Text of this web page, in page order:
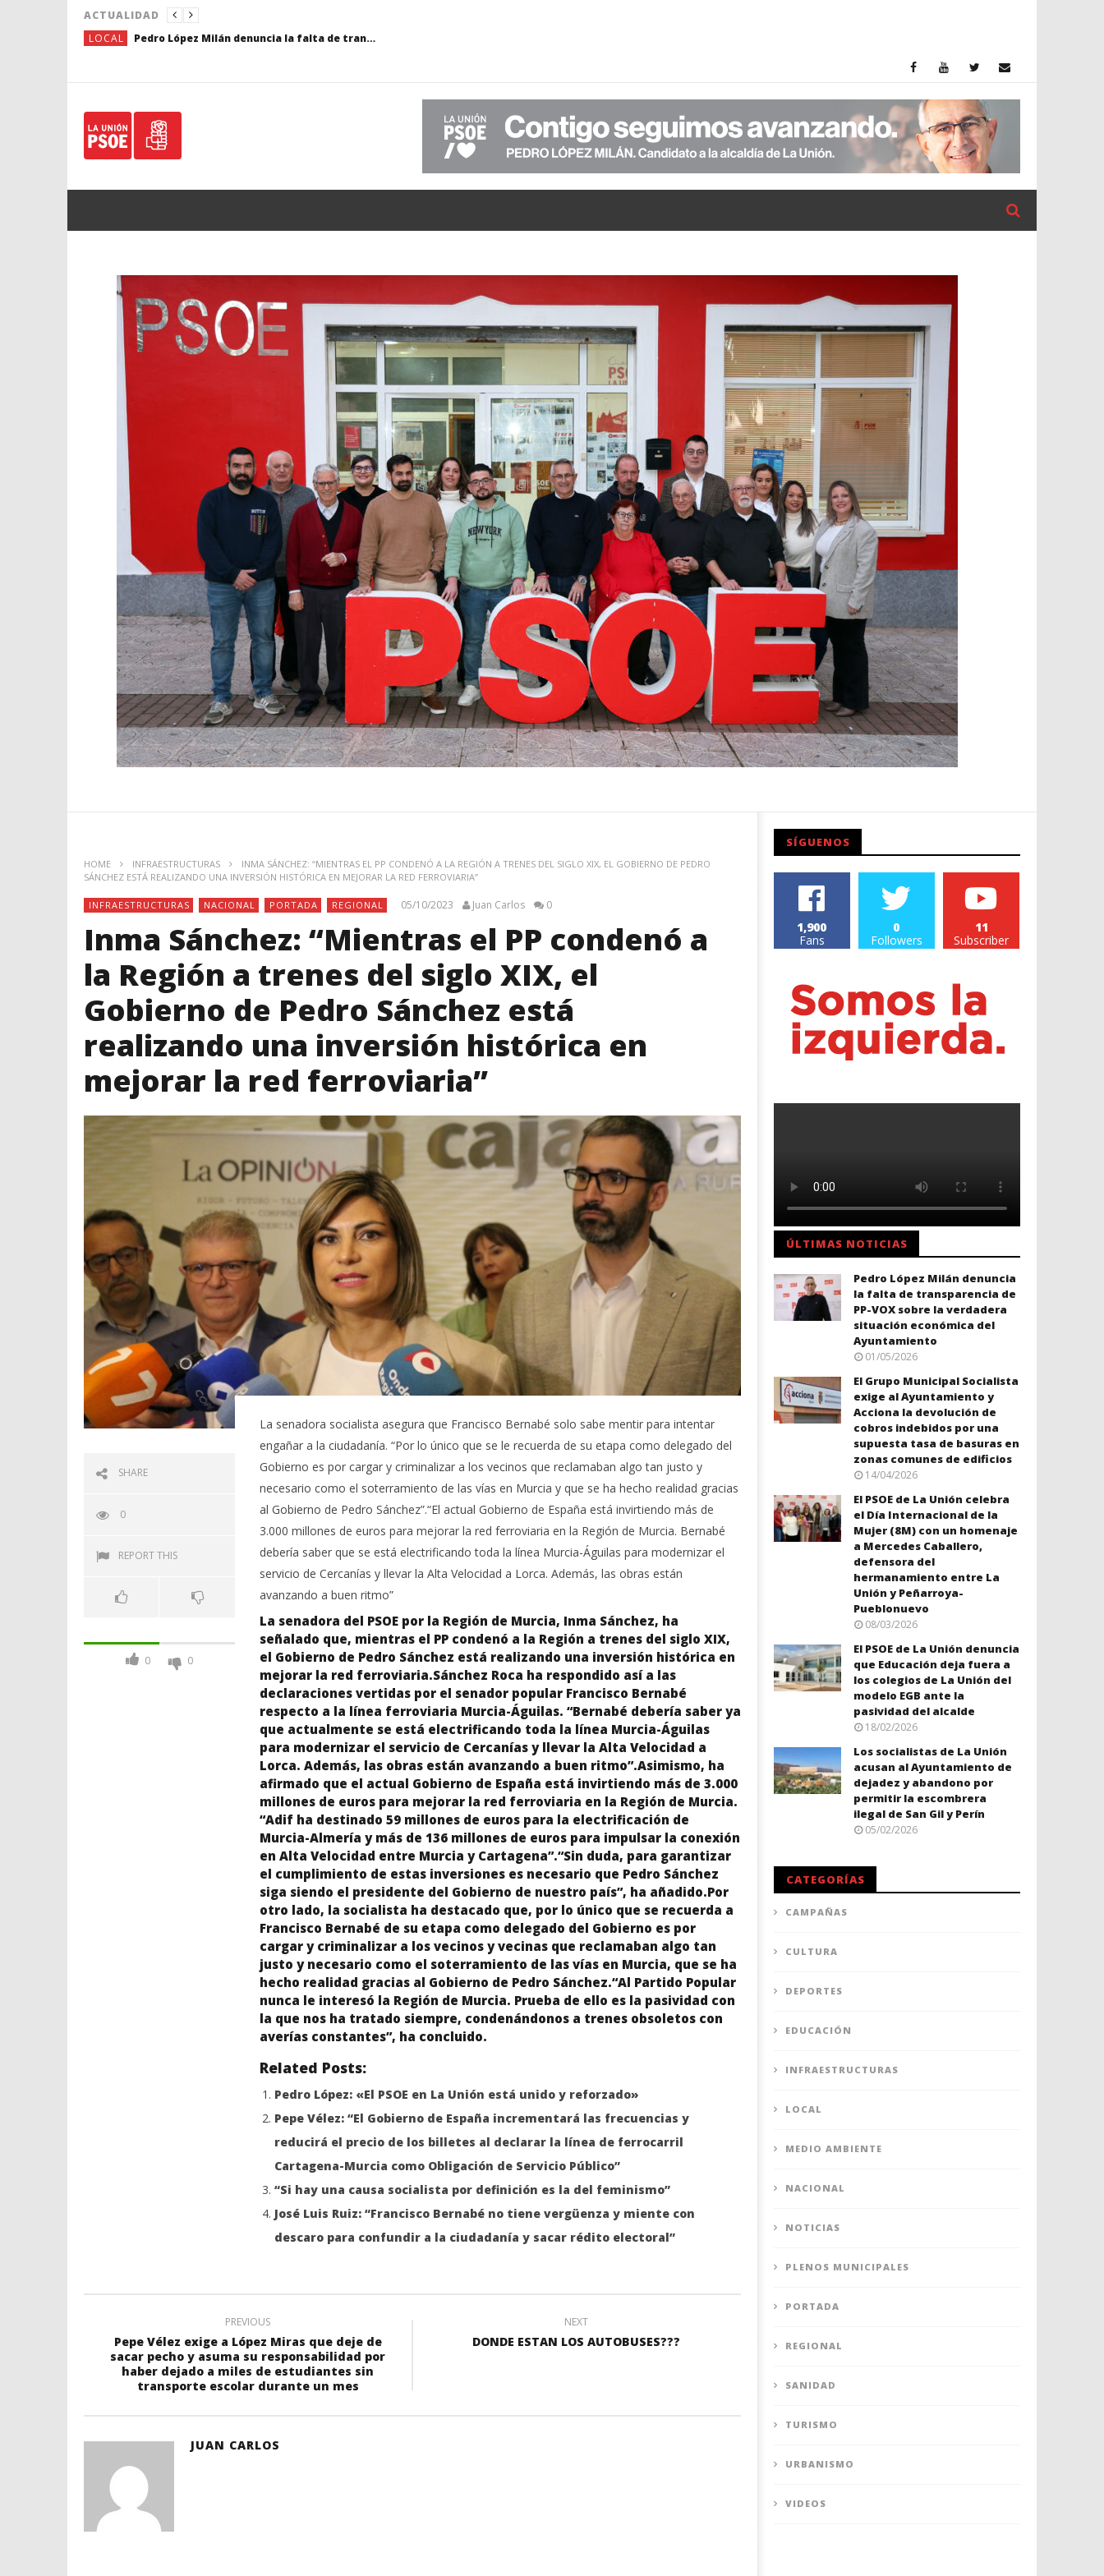
ACTUALIDAD
LOCAL
Pedro López Milán denuncia la falta de transparencia de PP-VOX sobre la verdadera situación económica del Ayuntamiento
HOME INFRAESTRUCTURAS
INMA SÁNCHEZ: “MIENTRAS EL PP CONDENÓ A LA REGIÓN A TRENES DEL SIGLO XIX, EL GOBIERNO DE PEDRO
SÁNCHEZ ESTÁ REALIZANDO UNA INVERSIÓN HISTÓRICA EN MEJORAR LA RED FERROVIARIA”
INFRAESTRUCTURAS NACIONAL PORTADA REGIONAL 05/10/2023 Juan Carlos 0
Inma Sánchez: “Mientras el PP condenó a
la Región a trenes del siglo XIX, el
Gobierno de Pedro Sánchez está
realizando una inversión histórica en
mejorar la red ferroviaria”
SHARE
0
REPORT THIS
0 0
La senadora socialista asegura que Francisco Bernabé solo sabe mentir para intentar
engañar a la ciudadanía. “Por lo único que se le recuerda de su etapa como delegado del
Gobierno es por cargar y criminalizar a los vecinos que reclamaban algo tan justo y
necesario como el soterramiento de las vías en Murcia y que se ha hecho realidad gracias
al Gobierno de Pedro Sánchez”.“El actual Gobierno de España está invirtiendo más de
3.000 millones de euros para mejorar la red ferroviaria en la Región de Murcia. Bernabé
debería saber que se está electrificando toda la línea Murcia-Águilas para modernizar el
servicio de Cercanías y llevar la Alta Velocidad a Lorca. Además, las obras están
avanzando a buen ritmo”
La senadora del PSOE por la Región de Murcia, Inma Sánchez, ha
señalado que, mientras el PP condenó a la Región a trenes del siglo XIX,
el Gobierno de Pedro Sánchez está realizando una inversión histórica en
mejorar la red ferroviaria.Sánchez Roca ha respondido así a las
declaraciones vertidas por el senador popular Francisco Bernabé
respecto a la línea ferroviaria Murcia-Águilas. “Bernabé debería saber ya
que actualmente se está electrificando toda la línea Murcia-Águilas
para modernizar el servicio de Cercanías y llevar la Alta Velocidad a
Lorca. Además, las obras están avanzando a buen ritmo”.Asimismo, ha
afirmado que el actual Gobierno de España está invirtiendo más de 3.000
millones de euros para mejorar la red ferroviaria en la Región de Murcia.
“Adif ha destinado 59 millones de euros para la electrificación de
Murcia-Almería y más de 136 millones de euros para impulsar la conexión
en Alta Velocidad entre Murcia y Cartagena”.“Sin duda, para garantizar
el cumplimiento de estas inversiones es necesario que Pedro Sánchez
siga siendo el presidente del Gobierno de nuestro país”, ha añadido.Por
otro lado, la socialista ha destacado que, por lo único que se recuerda a
Francisco Bernabé de su etapa como delegado del Gobierno es por
cargar y criminalizar a los vecinos y vecinas que reclamaban algo tan
justo y necesario como el soterramiento de las vías en Murcia, que se ha
hecho realidad gracias al Gobierno de Pedro Sánchez.“Al Partido Popular
nunca le interesó la Región de Murcia. Prueba de ello es la pasividad con
la que nos ha tratado siempre, condenándonos a trenes obsoletos con
averías constantes”, ha concluido.
Related Posts:
Pedro López: «El PSOE en La Unión está unido y reforzado»
Pepe Vélez: “El Gobierno de España incrementará las frecuencias y
reducirá el precio de los billetes al declarar la línea de ferrocarril
Cartagena-Murcia como Obligación de Servicio Público”
“Si hay una causa socialista por definición es la del feminismo”
José Luis Ruiz: “Francisco Bernabé no tiene vergüenza y miente con
descaro para confundir a la ciudadanía y sacar rédito electoral”
PREVIOUS
Pepe Vélez exige a López Miras que deje de
sacar pecho y asuma su responsabilidad por
haber dejado a miles de estudiantes sin
transporte escolar durante un mes
NEXT
DONDE ESTAN LOS AUTOBUSES???
JUAN CARLOS
SÍGUENOS
1,900
Fans
0
Followers
11
Subscriber
ÚLTIMAS NOTICIAS
Pedro López Milán denuncia
la falta de transparencia de
PP-VOX sobre la verdadera
situación económica del
Ayuntamiento
01/05/2026
El Grupo Municipal Socialista
exige al Ayuntamiento y
Acciona la devolución de
cobros indebidos por una
supuesta tasa de basuras en
zonas comunes de edificios
14/04/2026
El PSOE de La Unión celebra
el Día Internacional de la
Mujer (8M) con un homenaje
a Mercedes Caballero,
defensora del
hermanamiento entre La
Unión y Peñarroya-
Pueblonuevo
08/03/2026
El PSOE de La Unión denuncia
que Educación deja fuera a
los colegios de La Unión del
modelo EGB ante la
pasividad del alcalde
18/02/2026
Los socialistas de La Unión
acusan al Ayuntamiento de
dejadez y abandono por
permitir la escombrera
ilegal de San Gil y Perín
05/02/2026
CATEGORÍAS
CAMPAÑAS
CULTURA
DEPORTES
EDUCACIÓN
INFRAESTRUCTURAS
LOCAL
MEDIO AMBIENTE
NACIONAL
NOTICIAS
PLENOS MUNICIPALES
PORTADA
REGIONAL
SANIDAD
TURISMO
URBANISMO
VIDEOS